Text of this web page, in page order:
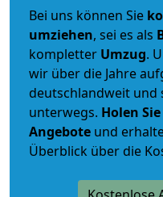
Bei uns können Sie
umziehen, sei es als
kompletter Umzug.
wir über die Jahre
deutschlandweit
unterwegs. Holen
Angebote und
Überblick über die